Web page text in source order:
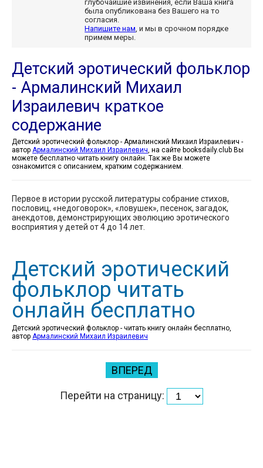
глубочайшие извинения, если Ваша книга
была опубликована без Вашего на то
согласия.
Напишите нам, и мы в срочном порядке
примем меры.
Детский эротический фольклор
- Армалинский Михаил
Израилевич краткое
содержание
Детский эротический фольклор - Армалинский Михаил Израилевич -
автор Армалинский Михаил Израилевич, на сайте booksdaily.club Вы
можете бесплатно читать книгу онлайн. Так же Вы можете
ознакомится с описанием, кратким содержанием.
Первое в истории русской литературы собрание стихов,
пословиц, «недоговорок», «ловушек», песенок, загадок,
анекдотов, демонстрирующих эволюцию эротического
восприятия у детей от 4 до 14 лет.
Детский эротический
фольклор читать
онлайн бесплатно
Детский эротический фольклор - читать книгу онлайн бесплатно,
автор Армалинский Михаил Израилевич
ВПЕРЕД
Перейти на страницу: